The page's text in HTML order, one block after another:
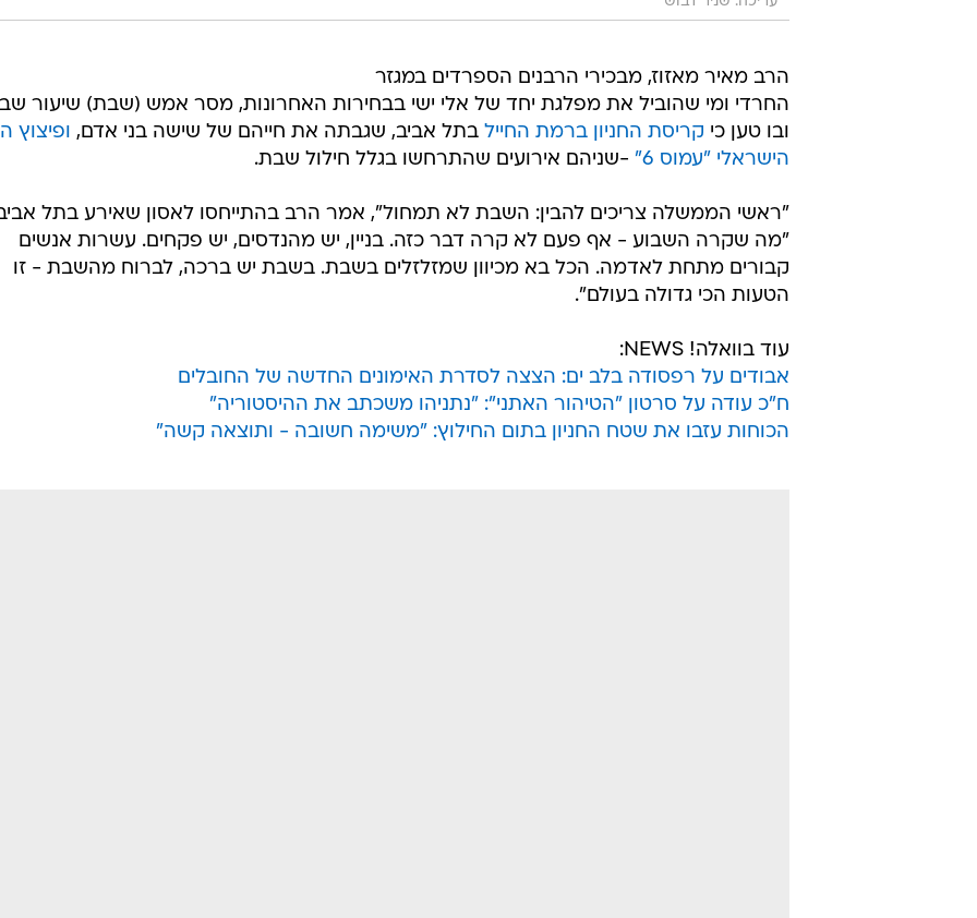
הרב מאיר מאזוז, מבכירי הרבנים הספרדים במגזר
החרדי ומי שהוביל את מפלגת יחד של אלי ישי בבחירות האחרונות, מסר אמש (שבת) שיעור
ובו טען כי קריסת החניון ברמת החייל בתל אביב, שגבתה את חייהם של שישה בני אדם, ופיצוץ
הישראלי "עמוס 6"
-שניהם אירועים שהתרחשו בגלל חילול שבת.
"ראשי הממשלה צריכים להבין: השבת לא תמחול", אמר הרב בהתייחסו לאסון שאירע בתל
"מה שקרה השבוע - אף פעם לא קרה דבר כזה. בניין, יש מהנדסים, יש פקחים. עשרות אנשים
קבורים מתחת לאדמה. הכל בא מכיוון שמזלזלים בשבת. בשבת יש ברכה, לברוח מהשבת - זו
הטעות הכי גדולה בעולם".
עוד בוואלה! NEWS:
אבודים על רפסודה בלב ים: הצצה לסדרת האימונים החדשה של החובלים
ח"כ עודה על סרטון "הטיהור האתני": "נתניהו משכתב את ההיסטוריה"
הכוחות עזבו את שטח החניון בתום החילוץ: "משימה חשובה - ותוצאה קשה"